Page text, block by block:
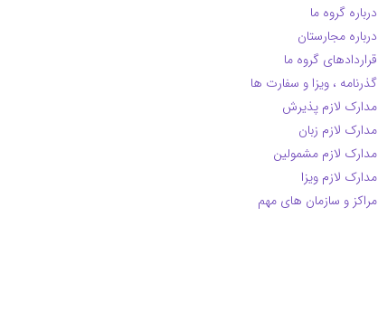
درباره گروه ما
درباره مجارستان
قراردادهای گروه ما
گذرنامه ، ویزا و سفارت ها
مدارک لازم پذیرش
مدارک لازم زبان
مدارک لازم مشمولین
مدارک لازم ویزا
مراکز و سازمان های مهم